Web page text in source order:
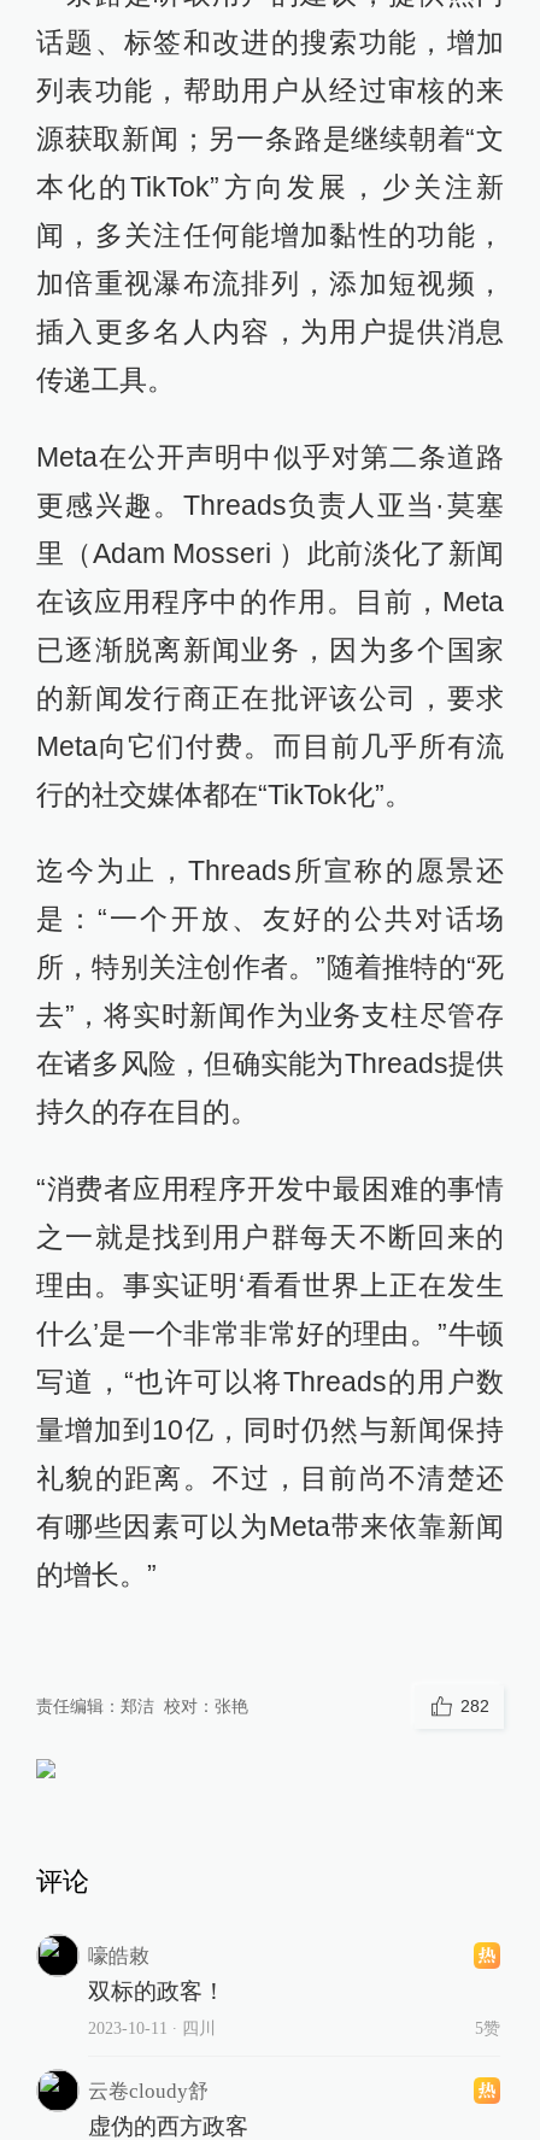
话题、标签和改进的搜索功能，增加
列表功能，帮助用户从经过审核的来
源获取新闻；另一条路是继续朝着“文
本化的TikTok”方向发展，少关注新
闻，多关注任何能增加黏性的功能，
加倍重视瀑布流排列，添加短视频，
插入更多名人内容，为用户提供消息
传递工具。
Meta在公开声明中似乎对第二条道路
更感兴趣。Threads负责人亚当·莫塞
里（Adam Mosseri ）此前淡化了新闻
在该应用程序中的作用。目前，Meta
已逐渐脱离新闻业务，因为多个国家
的新闻发行商正在批评该公司，要求
Meta向它们付费。而目前几乎所有流
行的社交媒体都在“TikTok化”。
迄今为止，Threads所宣称的愿景还
是：“一个开放、友好的公共对话场
所，特别关注创作者。”随着推特的“死
去”，将实时新闻作为业务支柱尽管存
在诸多风险，但确实能为Threads提供
持久的存在目的。
“消费者应用程序开发中最困难的事情
之一就是找到用户群每天不断回来的
理由。事实证明‘看看世界上正在发生
什么’是一个非常非常好的理由。”牛顿
写道，“也许可以将Threads的用户数
量增加到10亿，同时仍然与新闻保持
礼貌的距离。不过，目前尚不清楚还
有哪些因素可以为Meta带来依靠新闻
的增长。”
责任编辑： 郑洁 校对： 张艳 282
评论
嚎皓敕
双标的政客！
2023-10-11 ∙ 四川 5赞
云卷cloudy舒
虚伪的西方政客